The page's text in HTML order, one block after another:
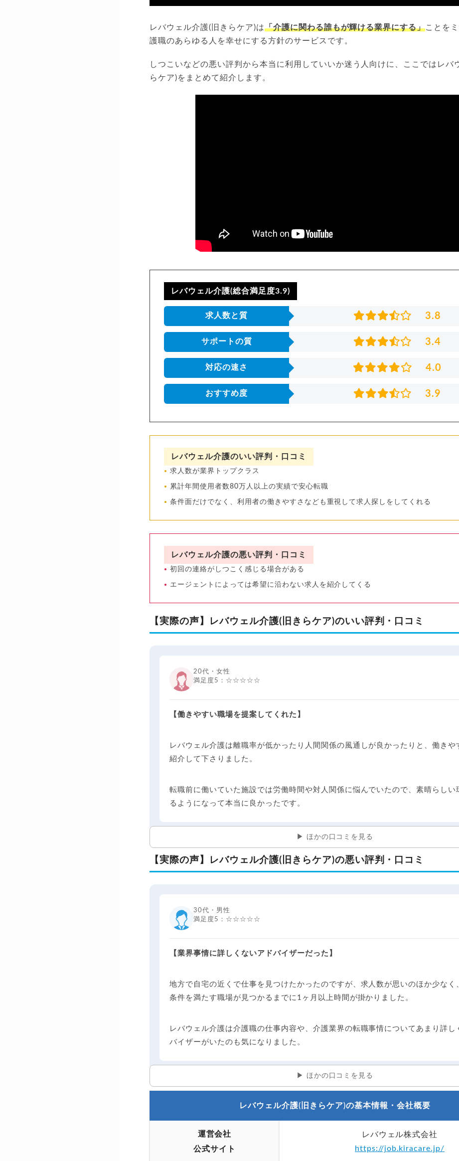
レバウェル介護(旧きらケア)は「介護に関わる誰もが輝ける業界にする」ことを
護職のあらゆる人を幸せにする方針のサービスです。
しつこいなどの悪い評判から本当に利用していいか迷う人向けに、ここではレバ
らケア)をまとめて紹介します。
レバウェル介護(総合満足度3.9)
求人数と質 3.8
サポートの質 3.4
対応の速さ 4.0
おすすめ度 3.9
レバウェル介護のいい評判・口コミ
求人数が業界トップクラス
累計年間使用者数80万人以上の実績で安心転職
条件面だけでなく、利用者の働きやすさなども重視して求人探しをしてくれる
レバウェル介護の悪い評判・口コミ
初回の連絡がしつこく感じる場合がある
エージェントによっては希望に沿わない求人を紹介してくる
【実際の声】レバウェル介護(旧きらケア)のいい評判・口コミ
20代・女性
満足度5：☆☆☆☆☆
【働きやすい職場を提案してくれた】
レバウェル介護は離職率が低かったり人間関係の風通しが良かったりと、働きや
紹介して下さりました。
転職前に働いていた施設では労働時間や対人関係に悩んでいたので、素晴らしい
るようになって本当に良かったです。
ほかの口コミを見る
【実際の声】レバウェル介護(旧きらケア)の悪い評判・口コミ
30代・男性
満足度5：☆☆☆☆☆
【業界事情に詳しくないアドバイザーだった】
地方で自宅の近くで仕事を見つけたかったのですが、求人数が思いのほか少なく
条件を満たす職場が見つかるまでに1ヶ月以上時間が掛かりました。
レバウェル介護は介護職の仕事内容や、介護業界の転職事情についてあまり詳し
バイザーがいたのも気になりました。
ほかの口コミを見る
レバウェル介護(旧きらケア)の基本情報・会社概要
運営会社
公式サイト
レバウェル株式会社
https://job.kiracare.jp/